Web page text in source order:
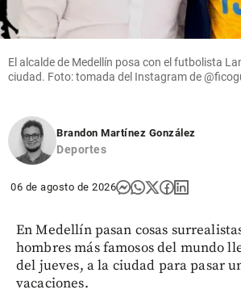
El alcalde de Medellín posa con el futbolista
ciudad. Foto: tomada del Instagram de
Brandon Martínez González
Deportes
06 de agosto de 2026
En Medellín pasan cosas
hombres más famosos del mundo
del jueves, a la ciudad para pasar
vacaciones.